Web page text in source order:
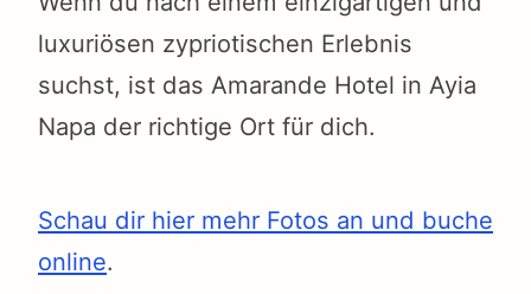
luxuriösen zypriotischen Erlebnis
suchst, ist das Amarande Hotel in Ayia
Napa der richtige Ort für dich.
Schau dir hier mehr Fotos an und buche
online.